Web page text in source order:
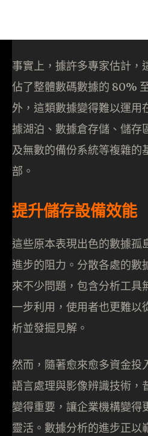
事實上，據許多專家估計，
佔了整體數碼數據的 80%
外，這類數據變得難以運用
據湖泊、數據倉存儲、儲存
及無數的備份系統等複雜的
部。
提升儲存設備效能
這些原本表現出色的數據孤
進步的阻力。分散各處的數
來不少問題，包含分析工具
一步利用，使用者也更難以
析並發掘見解。
然而，隨著愈來愈多資金投
語言處理與影像辨識技術，
變得重要，讓企業機構變得
靈活。數據分析的進步正以